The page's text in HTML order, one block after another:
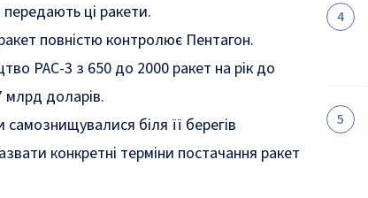
ці ракети.
повністю контролює Пентагон.
PAC-3 з 650 до 2000 ракет на рік до
млрд доларів.
біля її берегів
конкретні терміни постачання ракет